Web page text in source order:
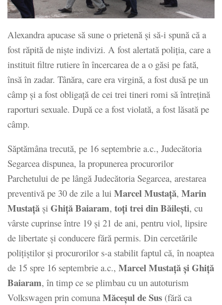
Alexandra apucase să sune o prietenă și să-i spună că a
fost răpită de niște indivizi. A fost alertată poliția, care a
instituit filtre rutiere în încercarea de a o găsi pe fată,
însă în zadar. Tânăra, care era virgină, a fost dusă pe un
câmp și a fost obligață de cei trei tineri romi să întrețină
raporturi sexuale. După ce a fost violată, a fost lăsată pe
câmp.
Săptămâna trecută, pe 16 septembrie a.c., Judecătoria
Segarcea dispunea, la propunerea procurorilor
Parchetului de pe lângă Judecătoria Segarcea, arestarea
preventivă pe 30 de zile a lui Marcel Mustaţă, Marin
Mustaţă şi Ghiţă Baiaram, toţi trei din Băileşti, cu
vârste cuprinse între 19 şi 21 de ani, pentru viol, lipsire
de libertate şi conducere fără permis. Din cercetările
poliţiştilor şi procurorilor s-a stabilit faptul că, în noaptea
de 15 spre 16 septembrie a.c., Marcel Mustaţă şi Ghiţă
Baiaram, în timp ce se plimbau cu un autoturism
Volkswagen prin comuna Măceşul de Sus (fără ca